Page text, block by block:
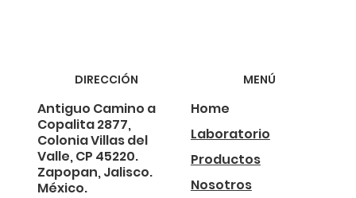
DIRECCIÓN
Antiguo Camino a
Copalita 2877,
Colonia Villas del
Valle, CP 45220.
Zapopan, Jalisco.
México.
MENÚ
Home
Nosotros
Laboratorio
Productos